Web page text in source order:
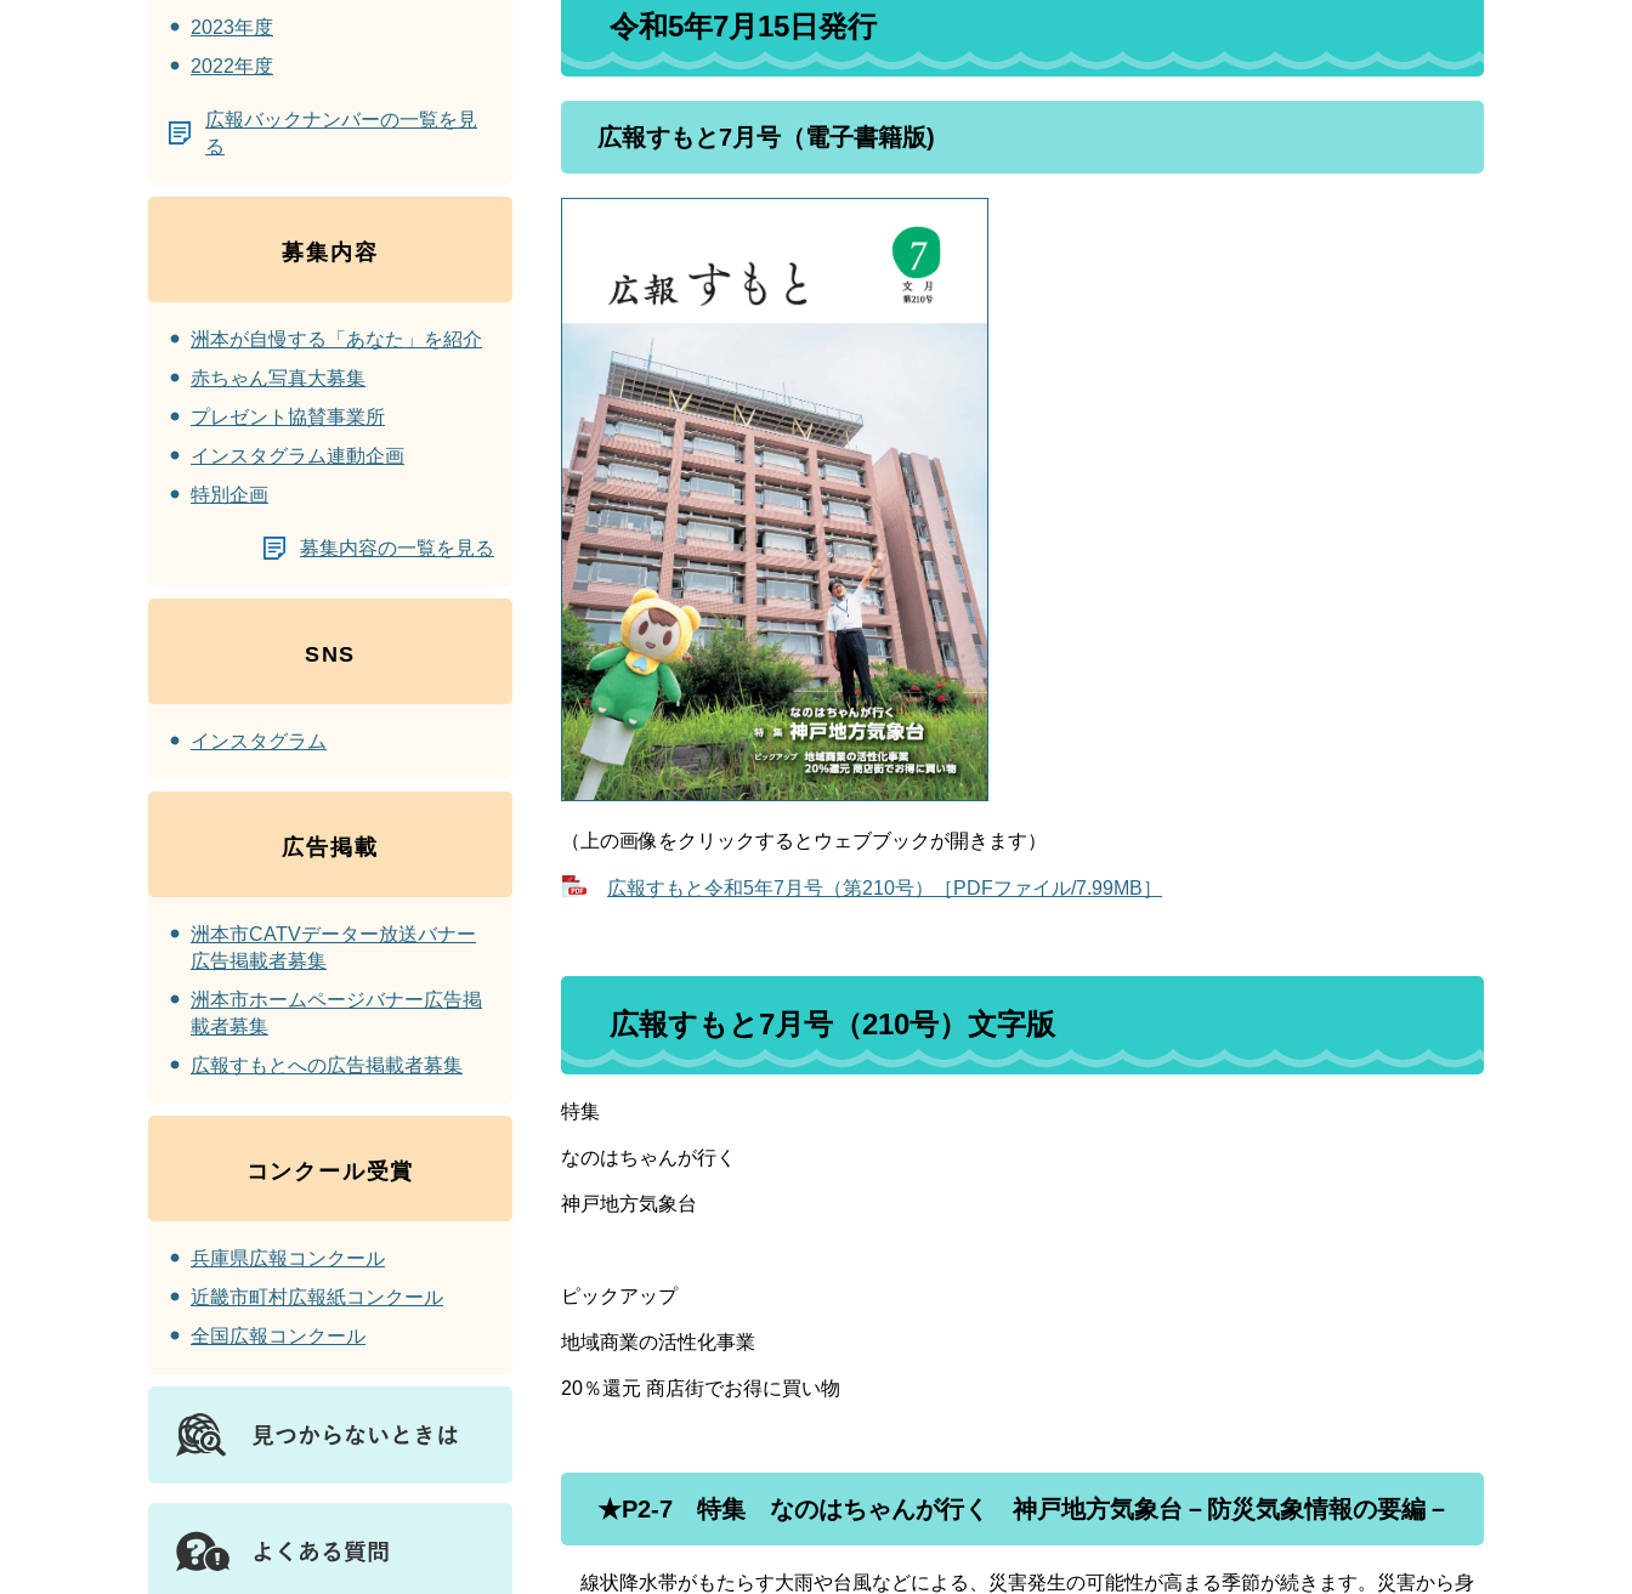
令和5年7月15日発行
広報すもと7月号（電子書籍版)
（上の画像をクリックするとウェブブックが開きます）
広報すもと令和5年7月号（第210号）［PDFファイル/7.99MB］
広報すもと7月号（210号）文字版
特集
なのはちゃんが行く
神戸地方気象台
ピックアップ
地域商業の活性化事業
20％還元 商店街でお得に買い物
★P2-7 特集 なのはちゃんが行く 神戸地方気象台－防災気象情報の要編－
線状降水帯がもたらす大雨や台風などによる、災害発生の可能性が高まる季節が続きます。災害から身
2023年度
2022年度
広報バックナンバーの一覧を見
る
募集内容
洲本が自慢する「あなた」を紹介
赤ちゃん写真大募集
プレゼント協賛事業所
インスタグラム連動企画
特別企画
募集内容の一覧を見る
SNS
インスタグラム
広告掲載
洲本市CATVデーター放送バナー
広告掲載者募集
洲本市ホームページバナー広告掲
載者募集
広報すもとへの広告掲載者募集
コンクール受賞
兵庫県広報コンクール
近畿市町村広報紙コンクール
全国広報コンクール